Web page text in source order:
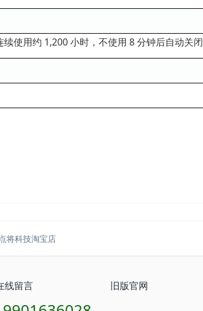
续使用约 1,200 小时，不使用 8 分钟后自动关闭
点将科技淘宝店
线留言 旧版官网